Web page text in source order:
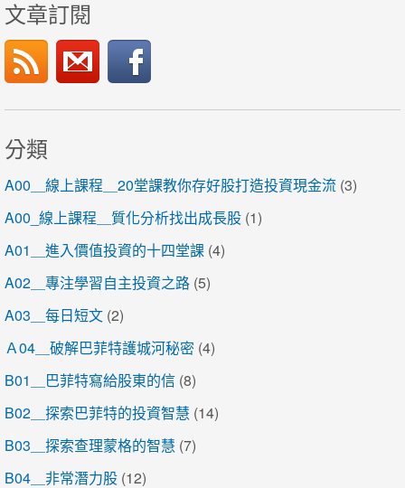
文章訂閱
分類
A00＿線上課程＿20堂課教你存好股打造投資現金流 (3)
A00_線上課程＿質化分析找出成長股 (1)
A01＿進入價值投資的十四堂課 (4)
A02＿專注學習自主投資之路 (5)
A03＿每日短文 (2)
Ａ04＿破解巴菲特護城河秘密 (4)
B01＿巴菲特寫給股東的信 (8)
B02＿探索巴菲特的投資智慧 (14)
B03＿探索查理蒙格的智慧 (7)
B04＿非常潛力股 (12)